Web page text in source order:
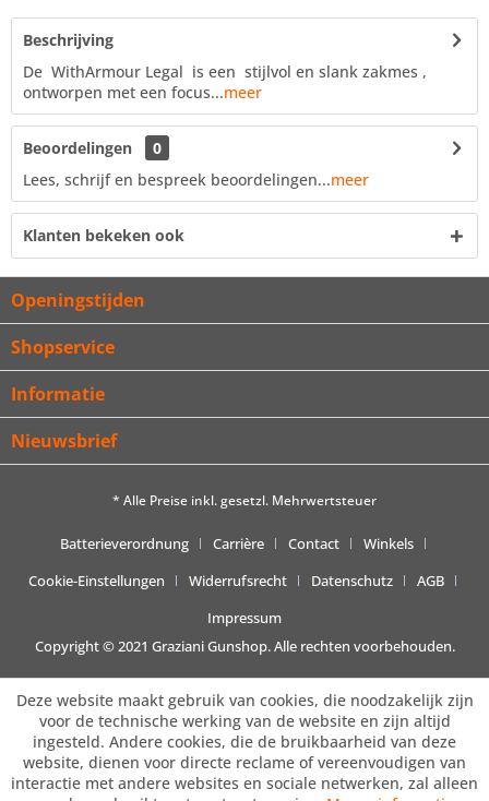
Beschrijving
De WithArmour Legal is een stijlvol en slank zakmes ,
ontworpen met een focus...meer
Beoordelingen
0
Lees, schrijf en bespreek beoordelingen...meer
Klanten bekeken ook
Openingstijden
Shopservice
Informatie
Nieuwsbrief
* Alle Preise inkl. gesetzl. Mehrwertsteuer
Batterieverordnung Carrière Contact
Winkels
Cookie-Einstellungen
Widerrufsrecht Datenschutz
AGB
Impressum
Copyright © 2021 Graziani Gunshop. Alle rechten voorbehouden.
Deze website maakt gebruik van cookies, die noodzakelijk zijn
voor de technische werking van de website en zijn altijd
ingesteld. Andere cookies, die de bruikbaarheid van deze
website, dienen voor directe reclame of vereenvoudigen van
interactie met andere websites en sociale netwerken, zal alleen